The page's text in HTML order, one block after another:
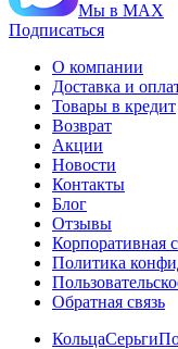
Мы в MAX
Подписаться
О компании
Доставка и
Товары в кредит
Возврат
Акции
Новости
Контакты
Блог
Отзывы
Корпоративная
Политика
Обратная связь
КольцаСерьги